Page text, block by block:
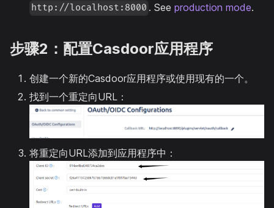
http://localhost:8000 . Seeproduction mode.
步骤2：配置Casdoor应用程序
创建一个新的Casdoor应用程序或使用现有的一个。
找到一个重定向URL：
将重定向URL添加到应用程序中：